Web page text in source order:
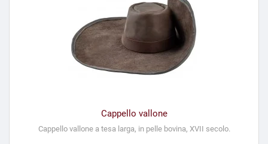
Cappello vallone
Cappello vallone a tesa larga, in pelle bovina, XVII secolo.